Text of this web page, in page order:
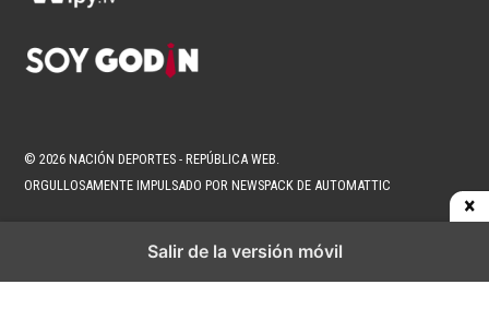
© 2026 NACIÓN DEPORTES - REPÚBLICA WEB.
ORGULLOSAMENTE IMPULSADO POR NEWSPACK DE AUTOMATTIC
Salir de la versión móvil